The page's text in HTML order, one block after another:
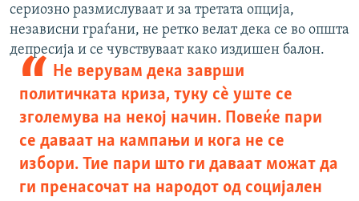
сериозно размислуваат и за третата опција,
независни граѓани, не ретко велат дека се во општа
депресија и се чувствуваат како издишен балон.
Не верувам дека заврши
политичката криза, туку сè уште се
зголемува на некој начин. Повеќе пари
се даваат на кампањи и кога не се
избори. Тие пари што ги даваат можат да
ги пренасочат на народот од социјален